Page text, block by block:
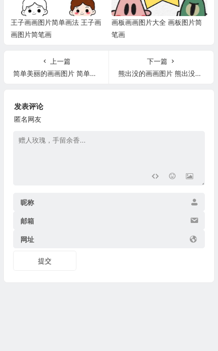
王子画画图片简单画法 王子画
画图片简笔画
画板画画图片大全 画板图片简
笔画
上一篇
简单美丽的画画图片 简单美丽的画画图片可爱
下一篇
熊出没的画画图片 熊出没的画画图片简单
发表评论
匿名网友
昵称
邮箱
网址
提交